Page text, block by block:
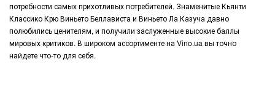
потребности самых прихотливых потребителей. Знаменитые Кьянти
Классико Крю Виньето Беллависта и Виньето Ла Казуча давно
полюбились ценителям, и получили заслуженные высокие баллы
мировых критиков. В широком ассортименте на Vino.ua вы точно
найдете что-то для себя.